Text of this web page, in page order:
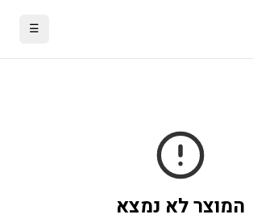
☰
המוצר לא נמצא